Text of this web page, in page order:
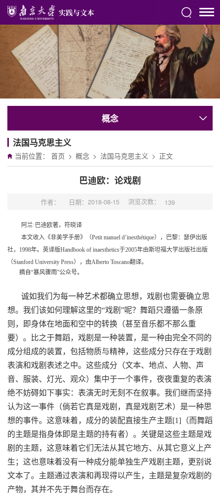
概念
法国马克思主义
当前位置： 首页 > 概念 > 法国马克思主义 > 正文
巴迪欧：论戏剧
作者： 日期：2018-08-15 浏览次数： 139
阿兰·巴迪欧著，符晓译
本文收入《非美学手册》（Petit manuel d’inesthétique），巴黎：瑟伊出版
社，1998年。英译版Handbook of inaesthetics于2005年由斯坦福大学出版社出版
（Stanford University Press），由Alberto Toscano翻译。
摘自“暴风骤雨”公众号。
诚如我们为每一种艺术都确立思想，戏剧也需要确立思
想。我们该如何理解这里的“戏剧”呢？舞蹈只遵循一条原
则，即身体在地面和空中的转换（甚至音乐都不那么重
要）。比之于舞蹈，戏剧是一种装置，是一种由完全不同的
成分组成的装置，包括物质与精神，这些成分只存在于戏剧
表演和戏剧表述之中。这些成分（文本、地点、人物、声
音、服装、灯光、观众）集中于一个事件，夜夜重复的表演
绝不妨碍如下事实：表演无时无刻不在叙事。我们继而坚持
认为这一事件（倘若它真是戏剧，真是戏剧艺术）是一种思
想的事件。这意味着，成分的装配直接生产主题[1]（而舞蹈
的主题是指身体即是主题的持有者）。关键是这些主题是戏
剧的主题，这意味着它们无法从其它地方、从其它意义上产
生；这也意味着没有一种成分能单独生产戏剧主题，更别说
文本了。主题通过表演和再现得以产生，主题是复杂戏剧的
产物，其并不先于舞台而存在。